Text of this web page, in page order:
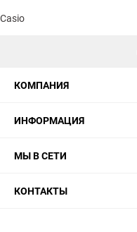
Casio
КОМПАНИЯ
ИНФОРМАЦИЯ
МЫ В СЕТИ
КОНТАКТЫ